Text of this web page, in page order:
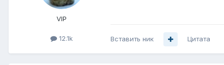
VIP
12.1k Вставить ник Цитата